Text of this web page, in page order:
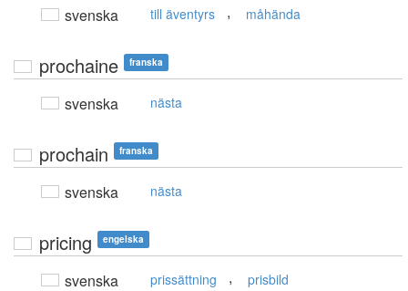
svenska till äventyrs , måhända
prochaine franska
svenska nästa
prochain franska
svenska nästa
pricing engelska
svenska prissättning , prisbild